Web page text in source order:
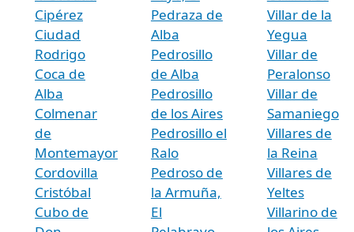
Cipérez
Ciudad
Rodrigo
Coca de
Alba
Colmenar
de
Montemayor
Cordovilla
Cristóbal
Cubo de
Pedraza de
Alba
Pedrosillo
de Alba
Pedrosillo
de los Aires
Pedrosillo el
Ralo
Pedroso de
la Armuña,
El
Villar de la
Yegua
Villar de
Peralonso
Villar de
Samaniego
Villares de
la Reina
Villares de
Yeltes
Villarino de